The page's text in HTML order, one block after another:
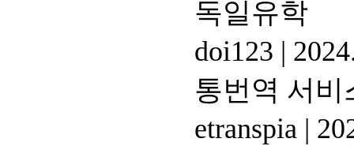
독일유학
doi123 |
통번역 서비
etranspia |